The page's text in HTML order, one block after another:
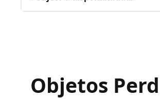
Objetos